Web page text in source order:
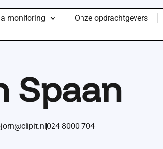
monitoring Onze opdrachtgevers
Spaan
024 8000 704
oor en oog voor detail de vragen van
mogelijk te beantwoorden. Daarnaast
nodig ben. Zo ondersteun ik mijn collega’s
resultaat te leveren voor de klant.